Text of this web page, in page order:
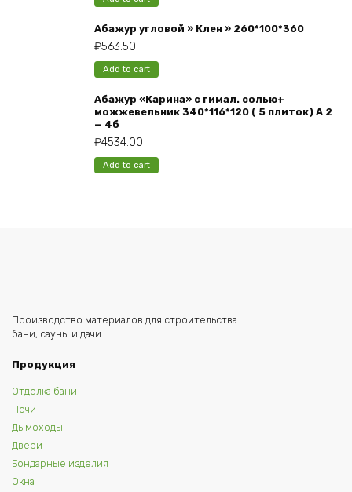
Абажур угловой » Клен » 260*100*360
₽563.50
Add to cart
Абажур «Карина» с гимал. солью+
можжевельник 340*116*120 ( 5 плиток) А 2
— 4б
₽4534.00
Add to cart
Производство материалов для строительства
бани, сауны и дачи
Продукция
Отделка бани
Печи
Дымоходы
Двери
Бондарные изделия
Окна